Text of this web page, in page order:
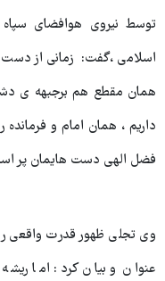
توسط نیروی هوافضای سپاه
اسلامی ،گفت: زمانی از
همان مقطع هم برجبهه ی
داریم ، همان امام و فرمانده
فضل الهی دست‌ هایمان پر
وی تجلی ظهور قدرت واقعی
عنوان و بیان کرد: اما